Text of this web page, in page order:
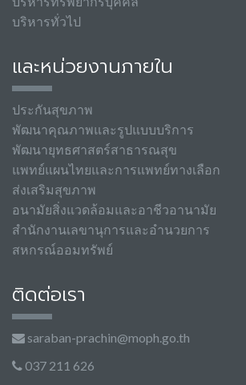
บริหารทั่วไป
และหน่วยงานภายใน
ประกันสุขภาพ
พัฒนาคุณภาพและรูปแบบบริการ
พัฒนายุทธศาสตร์สาธารณสุข
แพทย์แผนไทยและการแพทย์ทางเลือก
ส่งเสริมสุขภาพ
อนามัยสิ่งแวดล้อมและอาชีวอานามัย
สำนักงานเลขานุการและอำนวยการ
สหกรณ์ออมทรัพย์
ติดต่อเรา
saraban-prachin@moph.go.th
037 211 626